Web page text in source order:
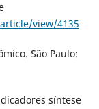
view/4135
São Paulo:
síntese